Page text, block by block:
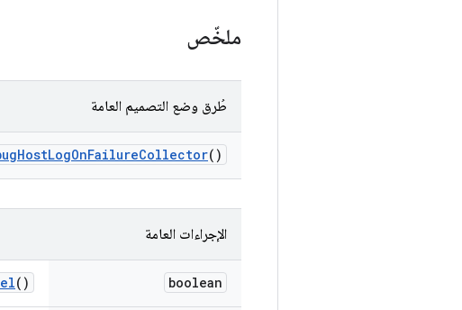
ملخّص
طُرق وضع التصميم العامة
HostLogOnFailureCollector()
الإجراءات العامة
boolean
()